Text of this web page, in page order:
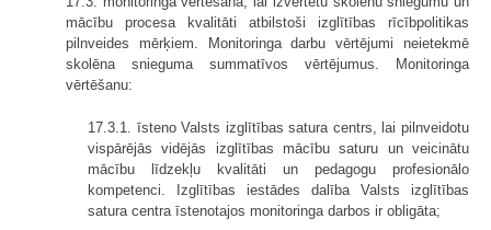
mācību procesa kvalitāti atbilstoši izglītības rīcībpolitikas
pilnveides mērķiem. Monitoringa darbu vērtējumi neietekmē
skolēna snieguma summatīvos vērtējumus. Monitoringa
vērtēšanu:
17.3.1. īsteno Valsts izglītības satura centrs, lai pilnveidotu
vispārējās vidējās izglītības mācību saturu un veicinātu
mācību līdzekļu kvalitāti un pedagogu profesionālo
kompetenci. Izglītības iestādes dalība Valsts izglītības
satura centra īstenotajos monitoringa darbos ir obligāta;